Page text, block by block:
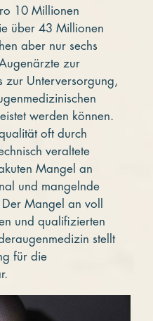
10 Millionen
über 43 Millionen
aber nur sechs
zur
zur Unterversorgung,
werden können.
oft durch
veraltete
Mangel an
und mangelnde
Mangel an voll
und qualifizierten
stellt
für die